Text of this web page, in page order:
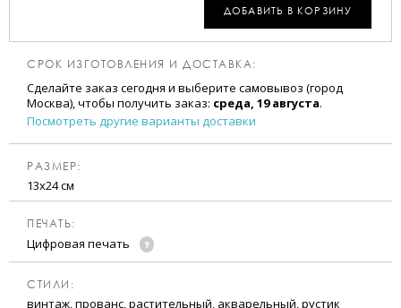
ДОБАВИТЬ В КОРЗИНУ
СРОК ИЗГОТОВЛЕНИЯ И ДОСТАВКА:
Сделайте заказ сегодня и выберите самовывоз (город
Москва), чтобы получить заказ: среда, 19 августа.
Посмотреть другие варианты доставки
РАЗМЕР:
13х24 см
ПЕЧАТЬ:
Цифровая печать
CТИЛИ:
винтаж, прованс, растительный, акварельный, рустик